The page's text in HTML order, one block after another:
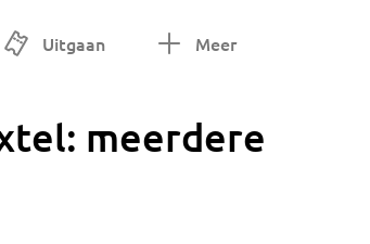
Uitgaan Meer
meerdere